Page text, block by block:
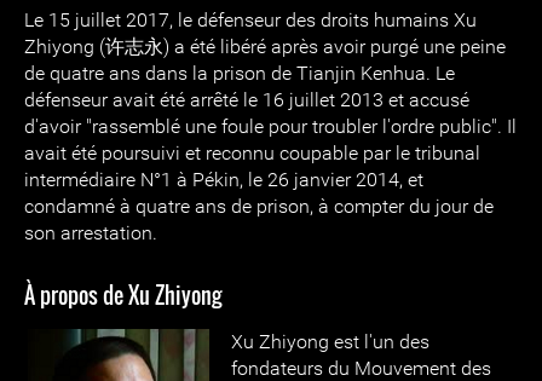
Le 15 juillet 2017, le défenseur des droits humains Xu
Zhiyong (许志永) a été libéré après avoir purgé une peine
de quatre ans dans la prison de Tianjin Kenhua. Le
défenseur avait été arrêté le 16 juillet 2013 et accusé
d'avoir "rassemblé une foule pour troubler l'ordre public". Il
avait été poursuivi et reconnu coupable par le tribunal
intermédiaire N°1 à Pékin, le 26 janvier 2014, et
condamné à quatre ans de prison, à compter du jour de
son arrestation.
À propos de Xu Zhiyong
Xu Zhiyong est l'un des
fondateurs du Mouvement des